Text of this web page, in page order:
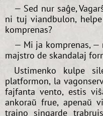
— Sed nur saĝe,
ni tuj viandbulon,
komprenas?
— Mi ja komprenas, —
majstro de skandalaj
Ustimenko kulpe
platformon, la
fajfanta vento, estis
ankoraŭ frue, apenaŭ
trajno singarde